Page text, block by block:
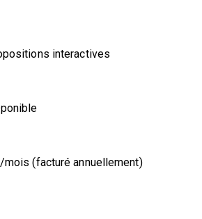
interactives
mois (facturé annuellement)